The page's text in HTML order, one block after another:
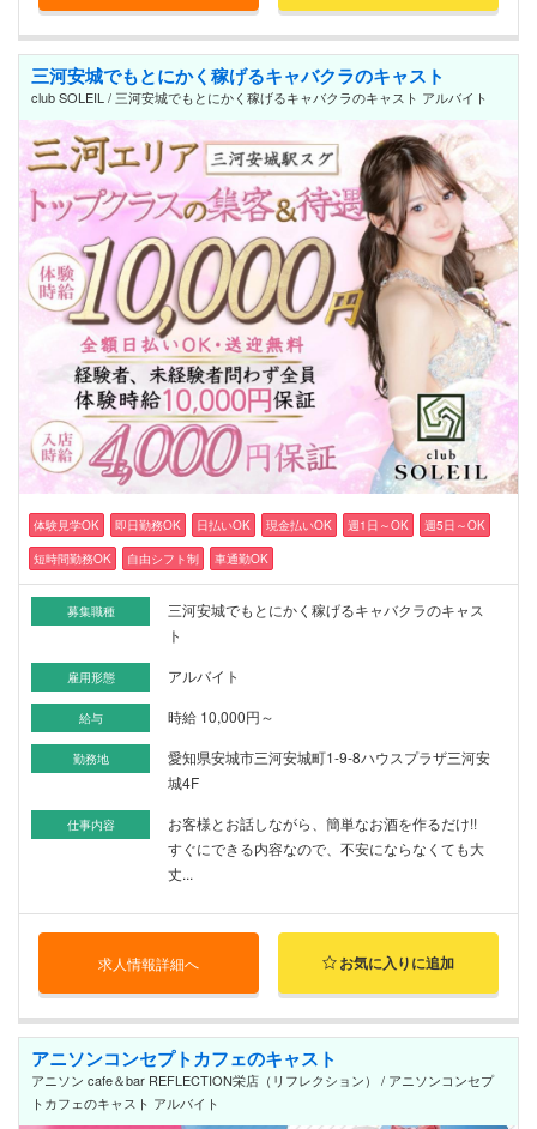
三河安城でもとにかく稼げるキャバクラのキャスト
club SOLEIL / 三河安城でもとにかく稼げるキャバクラのキャスト アルバイト
体験見学OK 即日勤務OK 日払いOK 現金払いOK 週1日～OK
週5日～OK
短時間勤務OK
自由シフト制 車通勤OK
募集職種
三河安城でもとにかく稼げるキャバクラのキャス
ト
雇用形態 アルバイト
給与 時給 10,000円～
勤務地
愛知県安城市三河安城町1-9-8ハウスプラザ三河安
城4F
仕事内容
お客様とお話しながら、簡単なお酒を作るだけ!!
すぐにできる内容なので、不安にならなくても大
丈...
求人情報詳細へ お気に入りに追加
アニソンコンセプトカフェのキャスト
アニソン cafe＆bar REFLECTION栄店（リフレクション） / アニソンコンセプ
トカフェのキャスト アルバイト